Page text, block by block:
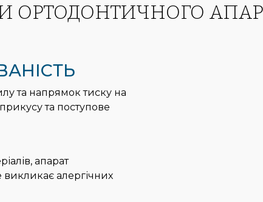
ОРТОДОНТИЧНОГО
та напрямок тиску на
та поступове
апарат
викликає алергічних